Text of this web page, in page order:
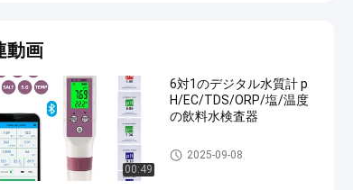
動画
00:49
6対1のデジタル水質計 p
H/EC/TDS/ORP/塩/温度
の飲料水検査器
水質のメートル
2025-09-08